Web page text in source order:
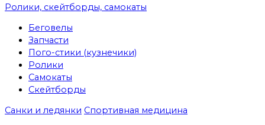
Ролики, скейтборды, самокаты
Беговелы
Запчасти
Пого-стики (кузнечики)
Ролики
Самокаты
Скейтборды
Санки и ледянки Спортивная медицина